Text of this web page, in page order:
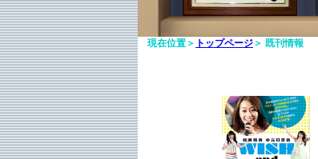
現在位置＞ トップページ ＞ 既刊情報